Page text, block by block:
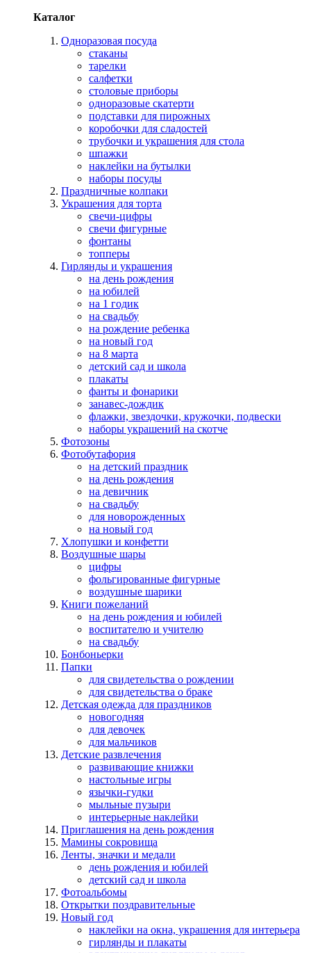
Каталог
Одноразовая посуда
стаканы
тарелки
салфетки
столовые приборы
одноразовые скатерти
подставки для пирожных
коробочки для сладостей
трубочки и украшения для стола
шпажки
наклейки на бутылки
наборы посуды
Праздничные колпаки
Украшения для торта
свечи-цифры
свечи фигурные
фонтаны
топперы
Гирлянды и украшения
на день рождения
на юбилей
на 1 годик
на свадьбу
на рождение ребенка
на новый год
на 8 марта
детский сад и школа
плакаты
фанты и фонарики
занавес-дождик
флажки, звездочки, кружочки, подвески
наборы украшений на скотче
Фотозоны
Фотобутафория
на детский праздник
на день рождения
на девичник
на свадьбу
для новорожденных
на новый год
Хлопушки и конфетти
Воздушные шары
цифры
фольгированные фигурные
воздушные шарики
Книги пожеланий
на день рождения и юбилей
воспитателю и учителю
на свадьбу
Бонбоньерки
Папки
для свидетельства о рождении
для свидетельства о браке
Детская одежда для праздников
новогодняя
для девочек
для мальчиков
Детские развлечения
развивающие книжки
настольные игры
язычки-гудки
мыльные пузыри
интерьерные наклейки
Приглашения на день рождения
Мамины сокровища
Ленты, значки и медали
день рождения и юбилей
детский сад и школа
Фотоальбомы
Открытки поздравительные
Новый год
наклейки на окна, украшения для интерьера
гирлянды и плакаты